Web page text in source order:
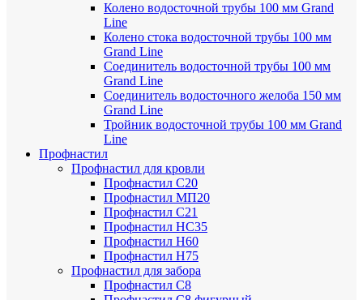
Колено водосточной трубы 100 мм Grand
Line
Колено стока водосточной трубы 100 мм
Grand Line
Соединитель водосточной трубы 100 мм
Grand Line
Соединитель водосточного желоба 150 мм
Grand Line
Тройник водосточной трубы 100 мм Grand
Line
Профнастил
Профнастил для кровли
Профнастил С20
Профнастил МП20
Профнастил С21
Профнастил НС35
Профнастил Н60
Профнастил Н75
Профнастил для забора
Профнастил С8